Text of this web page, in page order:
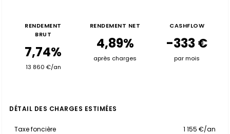
RENDEMENT
BRUT
7,74%
13 860 €/an
RENDEMENT NET
4,89%
après charges
CASHFLOW
-333 €
par mois
DÉTAIL DES CHARGES ESTIMÉES
Taxe foncière 1 155 €/an